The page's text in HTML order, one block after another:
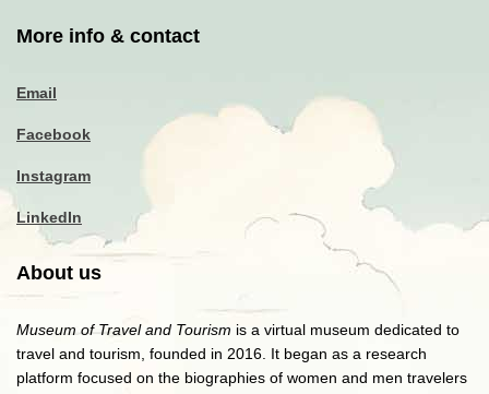
More info & contact
Email
Facebook
Instagram
LinkedIn
About us
Museum of Travel and Tourism is a virtual museum dedicated to
travel and tourism, founded in 2016. It began as a research
platform focused on the biographies of women and men travelers